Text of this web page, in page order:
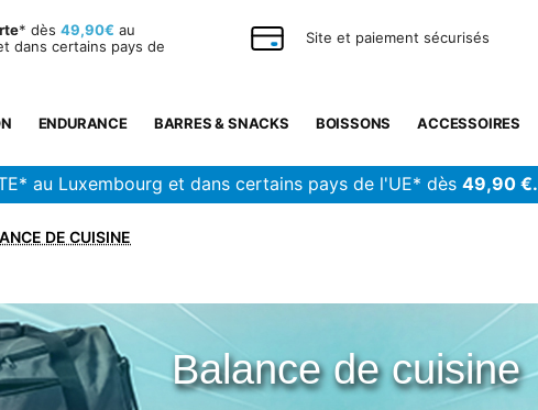
* dès 49,90€ au
dans certains pays de
Site et paiement sécurisés
ENDURANCE BARRES & SNACKS BOISSONS ACCESSOIRES
au Luxembourg et dans certains pays de l'UE* dès 49,90 €.
DE CUISINE
Balance de cuisine